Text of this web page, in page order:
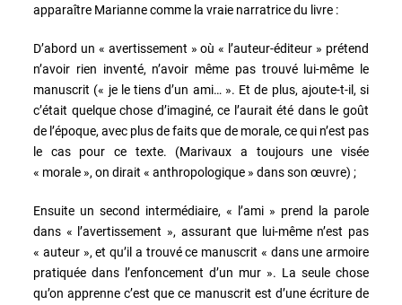
apparaître Marianne comme la vraie narratrice du livre :
D’abord un « avertissement » où « l’auteur-éditeur » prétend
n’avoir rien inventé, n’avoir même pas trouvé lui-même le
manuscrit (« je le tiens d’un ami… ». Et de plus, ajoute-t-il, si
c’était quelque chose d’imaginé, ce l’aurait été dans le goût
de l’époque, avec plus de faits que de morale, ce qui n’est pas
le cas pour ce texte. (Marivaux a toujours une visée
« morale », on dirait « anthropologique » dans son œuvre) ;
Ensuite un second intermédiaire, « l’ami » prend la parole
dans « l’avertissement », assurant que lui-même n’est pas
« auteur », et qu’il a trouvé ce manuscrit « dans une armoire
pratiquée dans l’enfoncement d’un mur ». La seule chose
qu’on apprenne c’est que ce manuscrit est d’une écriture de